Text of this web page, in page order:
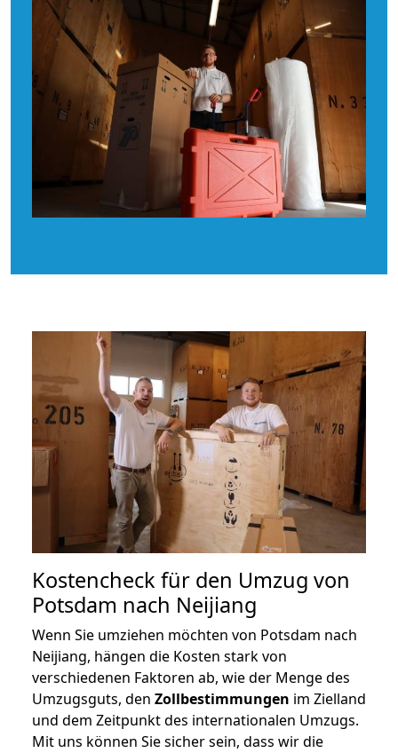
Kostencheck für den Umzug von
Potsdam nach Neijiang
Wenn Sie umziehen möchten von Potsdam nach
Neijiang, hängen die Kosten stark von
verschiedenen Faktoren ab, wie der Menge des
Umzugsguts, den Zollbestimmungen im Zielland
und dem Zeitpunkt des internationalen Umzugs.
Mit uns können Sie sicher sein, dass wir die